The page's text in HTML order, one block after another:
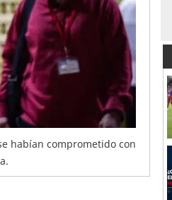
habían comprometido con